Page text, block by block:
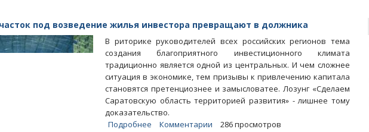
под возведение жилья инвестора превращают в должника
В риторике руководителей всех российских регионов тема
создания благоприятного инвестиционного климата
традиционно является одной из центральных. И чем сложнее
ситуация в экономике, тем призывы к привлечению капитала
становятся претенциознее и замысловатее. Лозунг «Сделаем
Саратовскую область территорией развития» - лишнее тому
доказательство.
Подробнее
Комментарии 286 просмотров